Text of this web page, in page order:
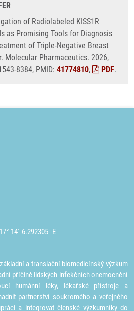
of Radiolabeled KISS1R
as Promising Tools for Diagnosis
of Triple-Negative Breast
Molecular Pharmaceutics. 2026,
8384, PMID: 41774810, PDF.
14´ 6.292305" E
a translační biomedicínský výzkum
příčině lidských infekčních onemocnění
humánní léky, lékařské přístroje a
partnerství soukromého a veřejného
a integrovat členské výzkumníky do